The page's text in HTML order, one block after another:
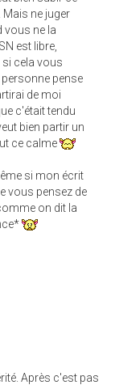
Mais ne juger
vous ne la
est libre,
cela vous
pense
de moi
c'était tendu
bien partir un
ce calme
si mon écrit
vous pensez de
on dit la
Après c'est pas